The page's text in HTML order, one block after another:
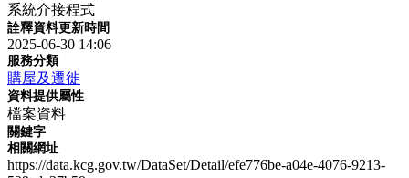
系統介接程式
詮釋資料更新時間
2025-06-30 14:06
服務分類
購屋及遷徙
資料提供屬性
檔案資料
關鍵字
相關網址
https://data.kcg.gov.tw/DataSet/Detail/efe776be-a04e-4076-9213-